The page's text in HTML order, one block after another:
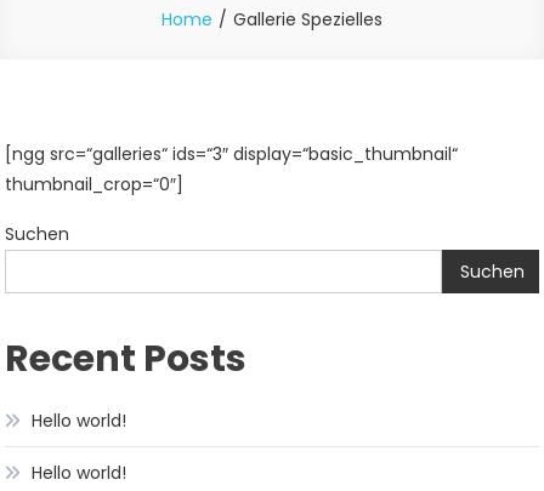
Home Gallerie Spezielles
[ngg src=“galleries“ ids=“3″ display=“basic_thumbnail“
thumbnail_crop=“0″]
Suchen
Suchen
Recent Posts
Hello world!
Hello world!